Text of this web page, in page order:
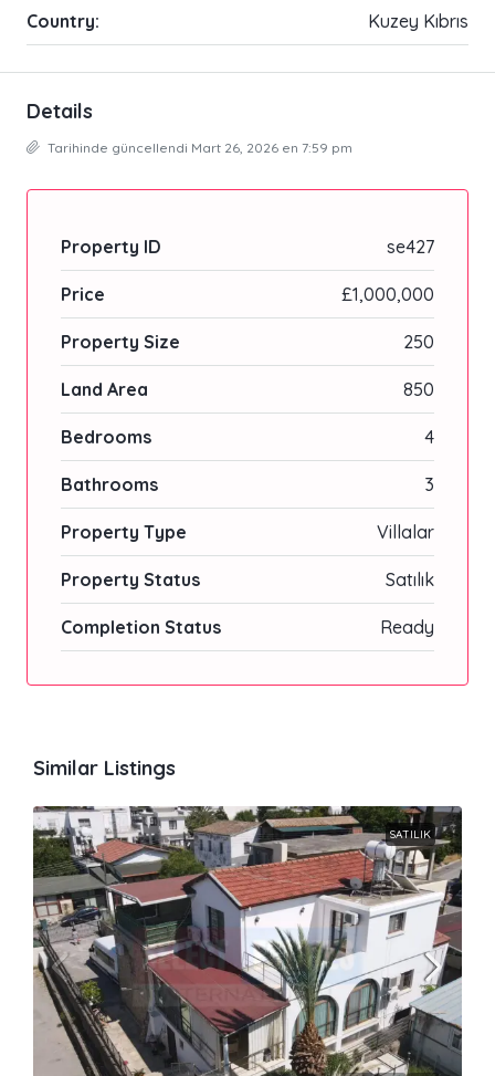
Country: Kuzey Kıbrıs
Details
Tarihinde güncellendi Mart 26, 2026 en 7:59 pm
Property ID se427
Price £1,000,000
Property Size 250
Land Area 850
Bedrooms 4
Bathrooms 3
Property Type Villalar
Property Status Satılık
Completion Status Ready
Similar Listings
SATILIK